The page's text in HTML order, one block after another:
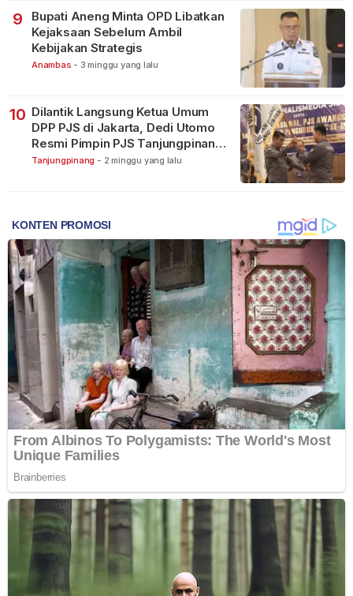
9
Bupati Aneng Minta OPD Libatkan
Kejaksaan Sebelum Ambil
Kebijakan Strategis
Anambas - 3 minggu yang lalu
10 Dilantik Langsung Ketua Umum
DPP PJS di Jakarta, Dedi Utomo
Resmi Pimpin PJS Tanjungpinang-
Bintan
Tanjungpinang - 2 minggu yang lalu